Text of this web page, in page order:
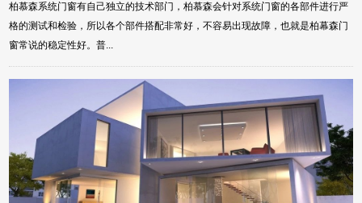
柏慕森系统门窗有自己独立的技术部门，柏慕森会针对系统门窗的各部件进行严
格的测试和检验，所以各个部件搭配非常好，不容易出现故障，也就是柏幕森门
窗常说的稳定性好。普...